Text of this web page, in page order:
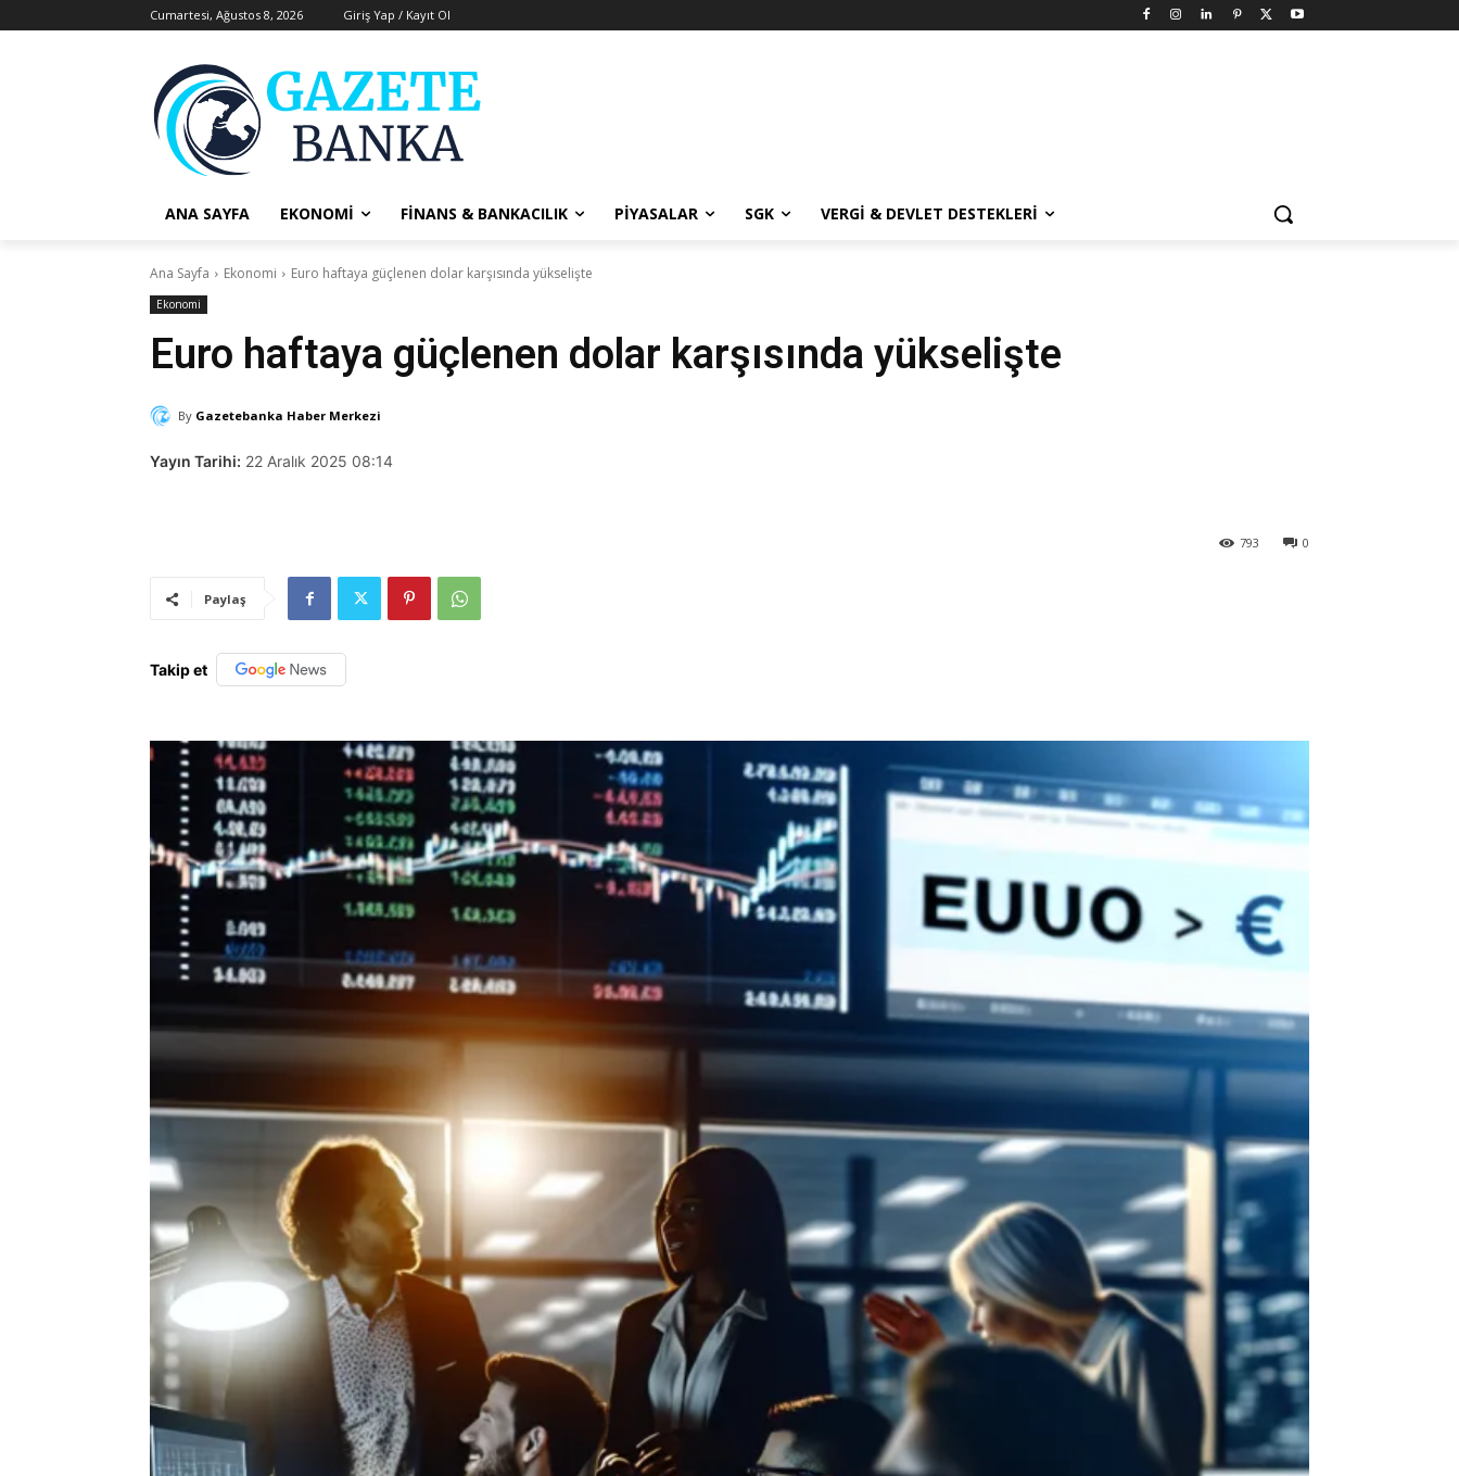
Cumartesi, Ağustos 8, 2026 Giriş Yap / Kayıt Ol
ANA SAYFA EKONOMI FINANS & BANKACILIK PIYASALAR SGK VERGI & DEVLET DESTEKLERI
Ana Sayfa Ekonomi Euro haftaya güçlenen dolar karşısında yükselişte
Ekonomi
Euro haftaya güçlenen dolar karşısında yükselişte
By Gazetebanka Haber Merkezi
Yayın Tarihi: 22 Aralık 2025 08:14
0
793
Paylaş
Takip et